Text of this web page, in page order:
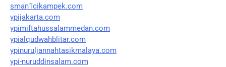
sman1cikampek.com
ypijakarta.com
ypimiftahussalammedan.com
ypialqudwahblitar.com
ypinuruljannahtasikmalaya.com
ypi-nuruddinsalam.com